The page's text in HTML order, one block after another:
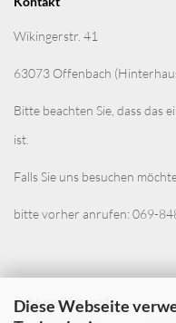
Diese Webseite
Wikingerstr. 41
63073 Offenbach
Bitte beachten Sie, dass das
ist.
Falls Sie uns besuchen
bitte vorher anrufen: 069-
Zahlung-Versand